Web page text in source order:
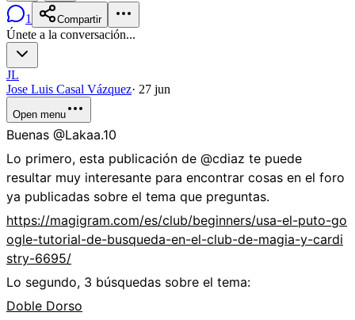
1
Compartir
Únete a la conversación...
JL
Jose Luis Casal Vázquez· 27 jun
Open menu
Buenas @Lakaa.10
Lo primero, esta publicación de @cdiaz te puede
resultar muy interesante para encontrar cosas en el foro
ya publicadas sobre el tema que preguntas.
https://magigram.com/es/club/beginners/usa-el-puto-go
ogle-tutorial-de-busqueda-en-el-club-de-magia-y-cardi
stry-6695/
Lo segundo, 3 búsquedas sobre el tema:
Doble Dorso